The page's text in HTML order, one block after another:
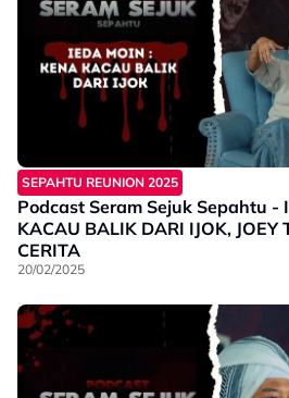
SEPAHTU REUNION 2025
Podcast Seram Sejuk Sepahtu -
KACAU BALIK DARI IJOK, JOEY
CERITA
20/02/2025